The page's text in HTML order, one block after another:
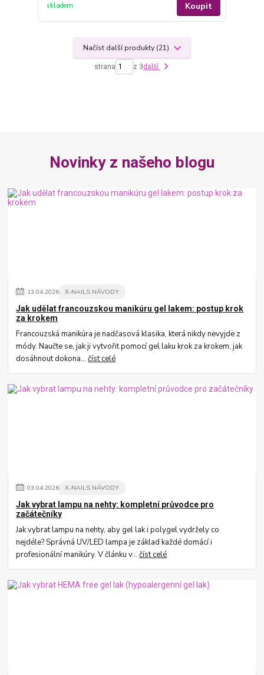
skladem Koupit
Načíst další produkty (21)
strana z 3další
Novinky z našeho blogu
13.04.2026 X-NAILS NÁVODY
Jak udělat francouzskou manikúru gel lakem: postup krok
za krokem
Francouzská manikúra je nadčasová klasika, která nikdy nevyjde z
módy. Naučte se, jak ji vytvořit pomocí gel laku krok za krokem, jak
dosáhnout dokona...číst celé
03.04.2026 X-NAILS NÁVODY
Jak vybrat lampu na nehty: kompletní průvodce pro
začátečníky
Jak vybrat lampu na nehty, aby gel lak i polygel vydržely co
nejdéle? Správná UV/LED lampa je základ každé domácí i
profesionální manikúry. V článku v...číst celé